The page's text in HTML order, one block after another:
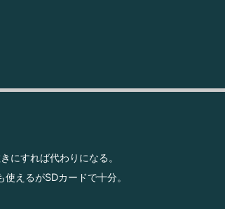
にすれば代わりになる。
えるがSDカードで十分。